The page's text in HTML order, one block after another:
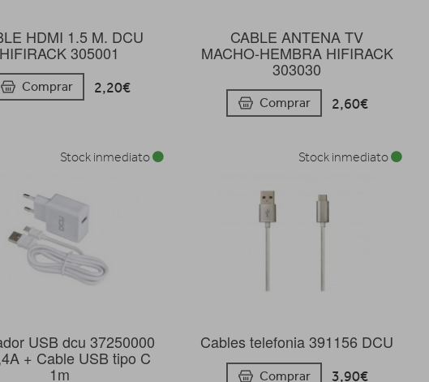
HDMI 1.5 M. DCU
HIFIRACK 305001
Comprar 2,20€
CABLE ANTENA TV
MACHO-HEMBRA HIFIRACK
303030
Comprar 2,60€
USB dcu 37250000
+ Cable USB tipo C
1m
Stock inmediato
Cables telefonia 391156 DCU
Comprar 3,90€
Stock inmediato